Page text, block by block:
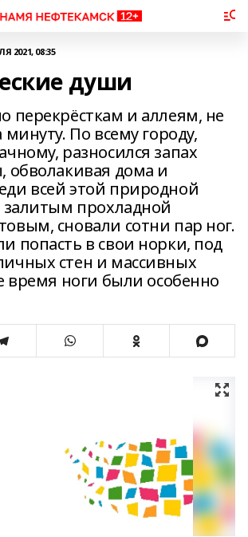
2021, 08:35
души
перекрёсткам и аллеям, не
минуту. По всему городу,
разносился запах
обволакивая дома и
всей этой природной
залитым прохладной
сновали сотни пар ног.
попасть в свои норки, под
стен и массивных
время ноги были особенно